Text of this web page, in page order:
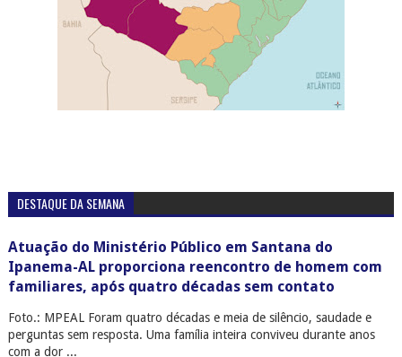
DESTAQUE DA SEMANA
Atuação do Ministério Público em Santana do
Ipanema-AL proporciona reencontro de homem com
familiares, após quatro décadas sem contato
Foto.: MPEAL Foram quatro décadas e meia de silêncio, saudade e
perguntas sem resposta. Uma família inteira conviveu durante anos
com a dor ...